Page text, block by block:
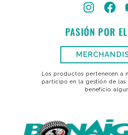
PASIÓN POR
Los productos pertenecen a
participo en la gestión de las
beneficio